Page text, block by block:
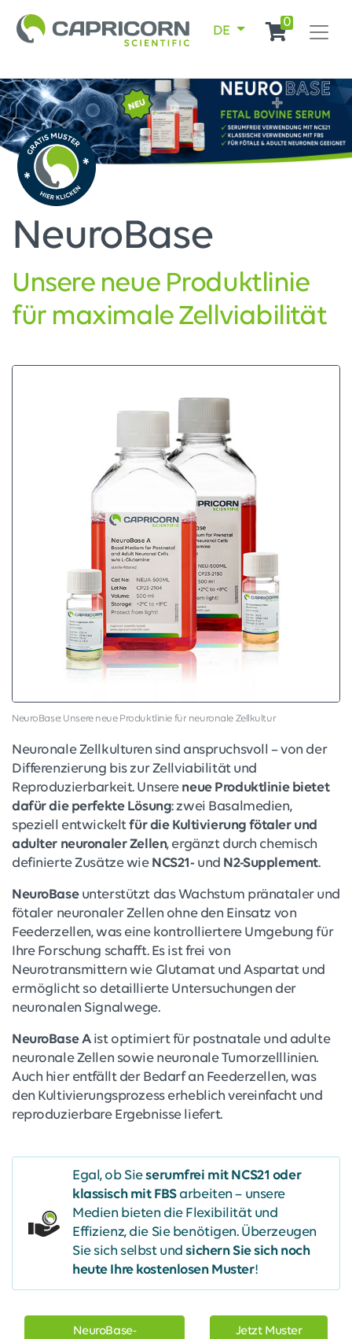
DE
0
NeuroBase
Unsere neue Produktlinie
für maximale Zellviabilität
NeuroBase: Unsere neue Produktlinie für neuronale Zellkultur
Neuronale Zellkulturen sind anspruchsvoll – von der
Differenzierung bis zur Zellviabilität und
Reproduzierbarkeit. Unsere neue Produktlinie bietet
dafür die perfekte Lösung: zwei Basalmedien,
speziell entwickeltfür die Kultivierung fötaler und
adulter neuronaler Zellen, ergänzt durch chemisch
definierte Zusätze wie NCS21- und N2-Supplement.
NeuroBase unterstützt das Wachstum pränataler und
fötaler neuronaler Zellen ohne den Einsatz von
Feederzellen, was eine kontrolliertere Umgebung für
Ihre Forschung schafft. Es ist frei von
Neurotransmittern wie Glutamat und Aspartat und
ermöglicht so detaillierte Untersuchungen der
neuronalen Signalwege.
NeuroBase Aist optimiert für postnatale und adulte
neuronale Zellen sowie neuronale Tumorzelllinien.
Auch hier entfällt der Bedarf an Feederzellen, was
den Kultivierungsprozess erheblich vereinfacht und
reproduzierbare Ergebnisse liefert.
Egal, ob Sieserumfrei mit NCS21 oder
klassisch mit FBSarbeiten – unsere
Medien bieten die Flexibilität und
Effizienz, die Sie benötigen. Überzeugen
Sie sich selbst undsichern Sie sich noch
heute Ihre kostenlosen Muster!
NeuroBase-
Jetzt Muster